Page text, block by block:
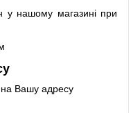
у нашому магазині при
на Вашу адресу